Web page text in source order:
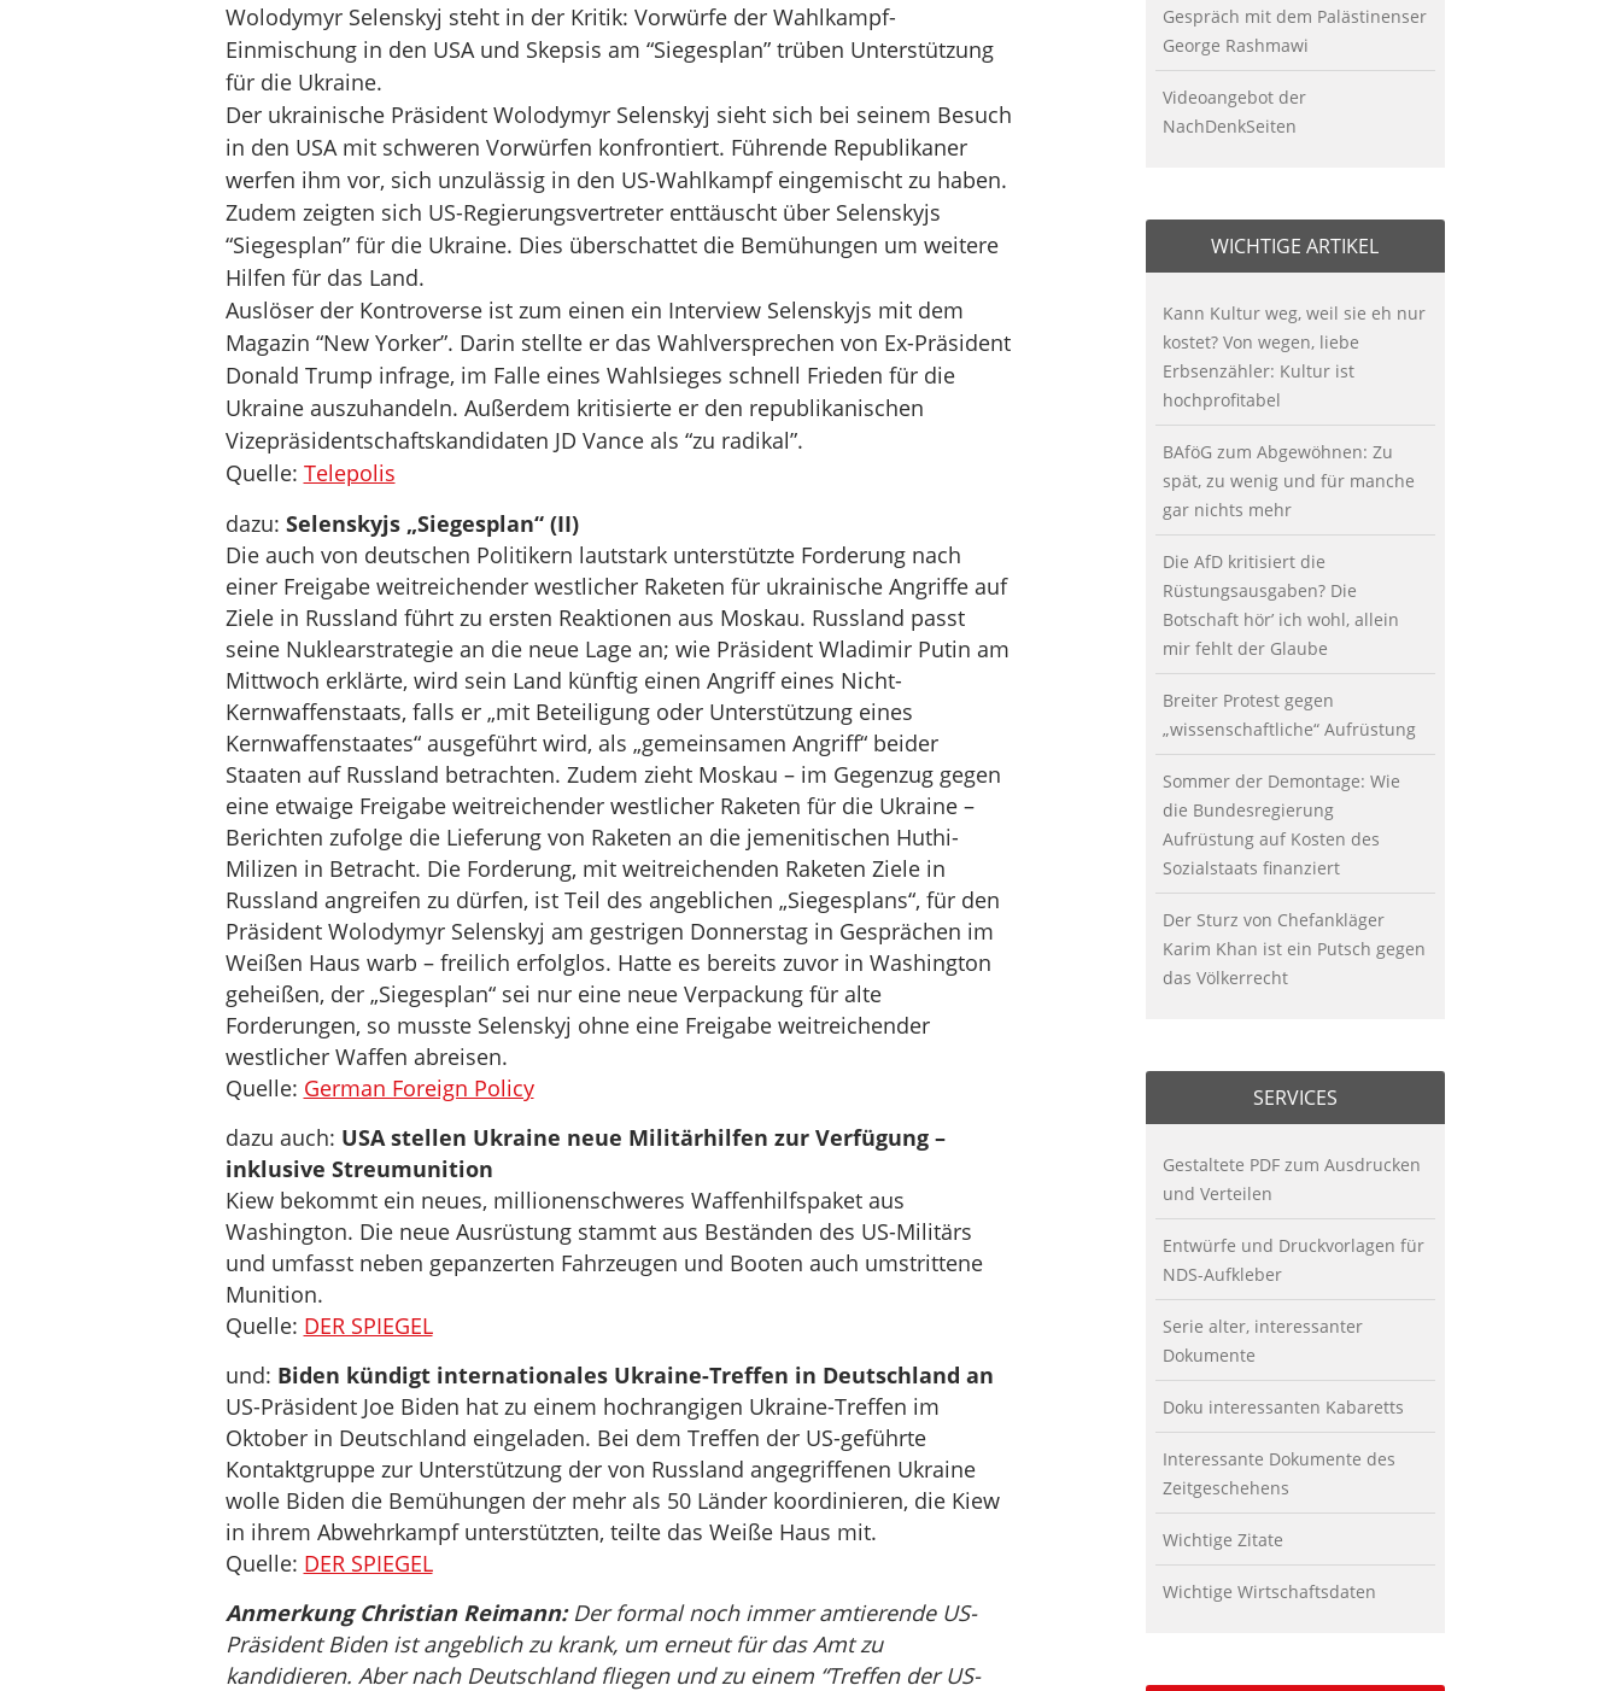
Wolodymyr Selenskyj steht in der Kritik: Vorwürfe der Wahlkampf-
Einmischung in den USA und Skepsis am “Siegesplan” trüben Unterstützung
für die Ukraine.
Der ukrainische Präsident Wolodymyr Selenskyj sieht sich bei seinem Besuch
in den USA mit schweren Vorwürfen konfrontiert. Führende Republikaner
werfen ihm vor, sich unzulässig in den US-Wahlkampf eingemischt zu haben.
Zudem zeigten sich US-Regierungsvertreter enttäuscht über Selenskyjs
“Siegesplan” für die Ukraine. Dies überschattet die Bemühungen um weitere
Hilfen für das Land.
Auslöser der Kontroverse ist zum einen ein Interview Selenskyjs mit dem
Magazin “New Yorker”. Darin stellte er das Wahlversprechen von Ex-Präsident
Donald Trump infrage, im Falle eines Wahlsieges schnell Frieden für die
Ukraine auszuhandeln. Außerdem kritisierte er den republikanischen
Vizepräsidentschaftskandidaten JD Vance als “zu radikal”.
Quelle: Telepolis
dazu: Selenskyjs „Siegesplan“ (II)
Die auch von deutschen Politikern lautstark unterstützte Forderung nach
einer Freigabe weitreichender westlicher Raketen für ukrainische Angriffe auf
Ziele in Russland führt zu ersten Reaktionen aus Moskau. Russland passt
seine Nuklearstrategie an die neue Lage an; wie Präsident Wladimir Putin am
Mittwoch erklärte, wird sein Land künftig einen Angriff eines Nicht-
Kernwaffenstaats, falls er „mit Beteiligung oder Unterstützung eines
Kernwaffenstaates“ ausgeführt wird, als „gemeinsamen Angriff“ beider
Staaten auf Russland betrachten. Zudem zieht Moskau – im Gegenzug gegen
eine etwaige Freigabe weitreichender westlicher Raketen für die Ukraine –
Berichten zufolge die Lieferung von Raketen an die jemenitischen Huthi-
Milizen in Betracht. Die Forderung, mit weitreichenden Raketen Ziele in
Russland angreifen zu dürfen, ist Teil des angeblichen „Siegesplans“, für den
Präsident Wolodymyr Selenskyj am gestrigen Donnerstag in Gesprächen im
Weißen Haus warb – freilich erfolglos. Hatte es bereits zuvor in Washington
geheißen, der „Siegesplan“ sei nur eine neue Verpackung für alte
Forderungen, so musste Selenskyj ohne eine Freigabe weitreichender
westlicher Waffen abreisen.
Quelle: German Foreign Policy
dazu auch: USA stellen Ukraine neue Militärhilfen zur Verfügung –
inklusive Streumunition
Kiew bekommt ein neues, millionenschweres Waffenhilfspaket aus
Washington. Die neue Ausrüstung stammt aus Beständen des US-Militärs
und umfasst neben gepanzerten Fahrzeugen und Booten auch umstrittene
Munition.
Quelle: DER SPIEGEL
und: Biden kündigt internationales Ukraine-Treffen in Deutschland an
US-Präsident Joe Biden hat zu einem hochrangigen Ukraine-Treffen im
Oktober in Deutschland eingeladen. Bei dem Treffen der US-geführte
Kontaktgruppe zur Unterstützung der von Russland angegriffenen Ukraine
wolle Biden die Bemühungen der mehr als 50 Länder koordinieren, die Kiew
in ihrem Abwehrkampf unterstützten, teilte das Weiße Haus mit.
Quelle: DER SPIEGEL
Anmerkung Christian Reimann:Der formal noch immer amtierende US-
Präsident Biden ist angeblich zu krank, um erneut für das Amt zu
kandidieren. Aber nach Deutschland fliegen und zu einem “Treffen der US-
Gespräch mit dem Palästinenser
George Rashmawi
Videoangebot der
NachDenkSeiten
WICHTIGE ARTIKEL
Kann Kultur weg, weil sie eh nur
kostet? Von wegen, liebe
Erbsenzähler: Kultur ist
hochprofitabel
BAföG zum Abgewöhnen: Zu
spät, zu wenig und für manche
gar nichts mehr
Die AfD kritisiert die
Rüstungsausgaben? Die
Botschaft hör’ ich wohl, allein
mir fehlt der Glaube
Breiter Protest gegen
„wissenschaftliche“ Aufrüstung
Sommer der Demontage: Wie
die Bundesregierung
Aufrüstung auf Kosten des
Sozialstaats finanziert
Der Sturz von Chefankläger
Karim Khan ist ein Putsch gegen
das Völkerrecht
SERVICES
Gestaltete PDF zum Ausdrucken
und Verteilen
Entwürfe und Druckvorlagen für
NDS-Aufkleber
Serie alter, interessanter
Dokumente
Doku interessanten Kabaretts
Interessante Dokumente des
Zeitgeschehens
Wichtige Zitate
Wichtige Wirtschaftsdaten